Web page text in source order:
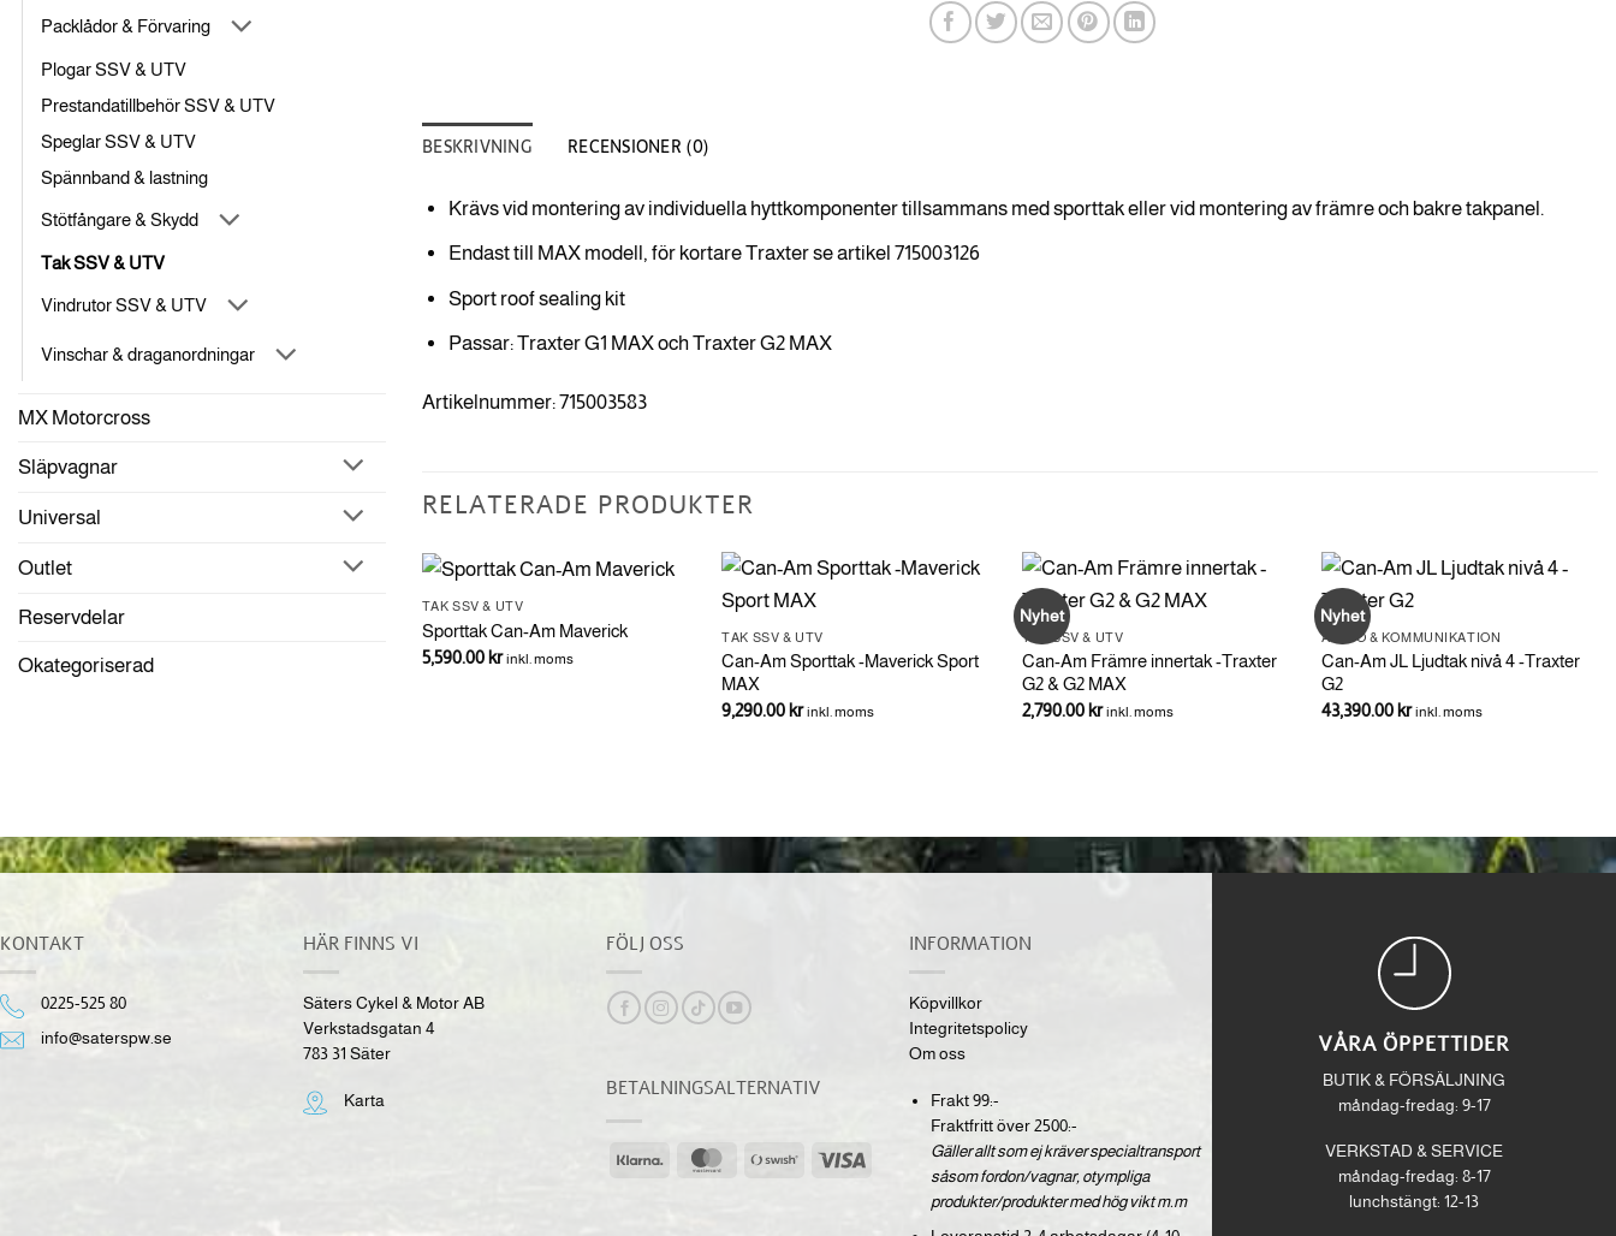
Packlådor & Förvaring
Plogar SSV & UTV
Prestandatillbehör SSV & UTV
Speglar SSV & UTV
Spännband & lastning
Stötfångare & Skydd
Tak SSV & UTV
Vindrutor SSV & UTV
Vinschar & draganordningar
MX Motorcross
Släpvagnar
Universal
Outlet
Reservdelar
Okategoriserad
BESKRIVNING RECENSIONER (0)
Krävs vid montering av individuella hyttkomponenter tillsammans med sporttak eller vid montering av främre och bakre takpanel.
Endast till MAX modell, för kortare Traxter se artikel 715003126
Sport roof sealing kit
Passar: Traxter G1 MAX och Traxter G2 MAX
Artikelnummer: 715003583
RELATERADE PRODUKTER
TAK SSV & UTV
Sporttak Can-Am Maverick
5,590.00 kr inkl. moms
TAK SSV & UTV
Can-Am Sporttak -Maverick Sport
MAX
9,290.00 kr inkl. moms
Nyhet
TAK SSV & UTV
Can-Am Främre innertak -Traxter
G2 & G2 MAX
2,790.00 kr inkl. moms
Nyhet
AUDIO & KOMMUNIKATION
Can-Am JL Ljudtak nivå 4 -Traxter
G2
43,390.00 kr inkl. moms
sporttak - TAK SSV & UTV
KONTAKT
0225-525 80
info@saterspw.se
HÄR FINNS VI
Säters Cykel & Motor AB
Verkstadsgatan 4
783 31 Säter
Karta
FÖLJ OSS
BETALNINGSALTERNATIV
Klarna MasterCardSwish
INFORMATION
Köpvillkor
Integritetspolicy
Om oss
Frakt 99:-
Fraktfritt över 2500:-
Gäller allt som ej kräver specialtransport
såsom fordon/vagnar, otympliga
produkter/produkter med hög vikt m.m
VÅRA ÖPPETTIDER
BUTIK & FÖRSÄLJNING
måndag-fredag: 9-17
VERKSTAD & SERVICE
måndag-fredag: 8-17
lunchstängt: 12-13